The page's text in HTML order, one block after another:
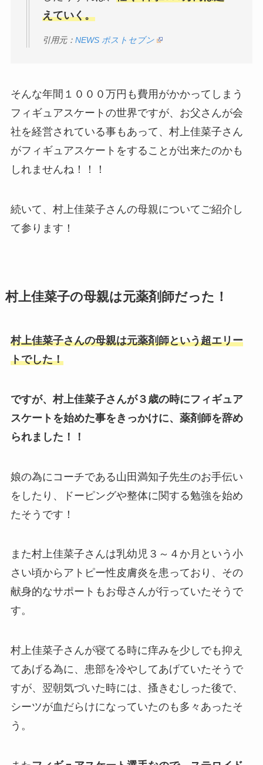
えていく。
引用元： NEWS ポストセブン
そんな年間１０００万円も費用がかかってしまう
フィギュアスケートの世界ですが、お父さんが会
社を経営されている事もあって、村上佳菜子さん
がフィギュアスケートをすることが出来たのかも
しれませんね！！！
続いて、村上佳菜子さんの母親についてご紹介し
て参ります！
村上佳菜子の母親は元薬剤師だった！
村上佳菜子さんの母親は元薬剤師という超エリー
トでした！
ですが、村上佳菜子さんが３歳の時にフィギュア
スケートを始めた事をきっかけに、薬剤師を辞め
られました！！
娘の為にコーチである山田満知子先生のお手伝い
をしたり、ドーピングや整体に関する勉強を始め
たそうです！
また村上佳菜子さんは乳幼児３～４か月という小
さい頃からアトピー性皮膚炎を患っており、その
献身的なサポートもお母さんが行っていたそうで
す。
村上佳菜子さんが寝てる時に痒みを少しでも抑え
てあげる為に、患部を冷やしてあげていたそうで
すが、翌朝気づいた時には、搔きむしった後で、
シーツが血だらけになっていたのも多々あったそ
う。